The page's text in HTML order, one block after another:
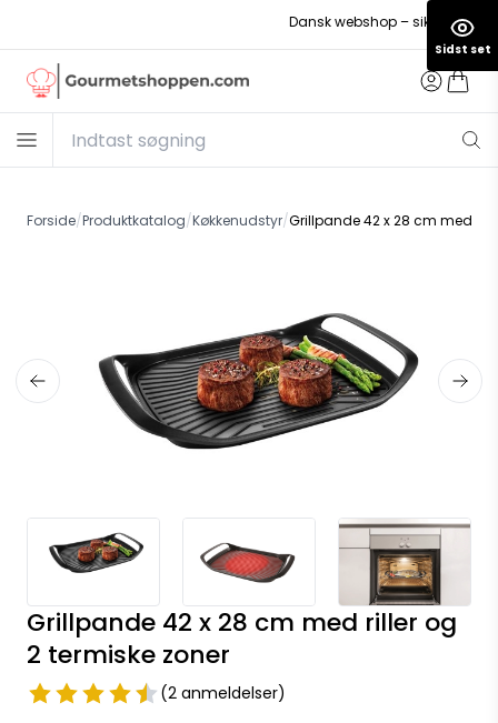
Dansk webshop – sikker betaling
Forside/Produktkatalog/Køkkenudstyr/Grillpande 42 x 28 cm med
Grillpande 42 x 28 cm med riller og
2 termiske zoner
(2 anmeldelser)
Sidst set